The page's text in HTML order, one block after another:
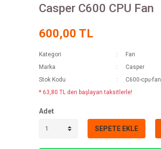
Casper C600 CPU Fan
600,00 TL
Kategori
Fan
Marka
Casper
Stok Kodu
C600-cpu-fan
* 63,80 TL den başlayan taksitlerle!
Adet
SEPETE EKLE